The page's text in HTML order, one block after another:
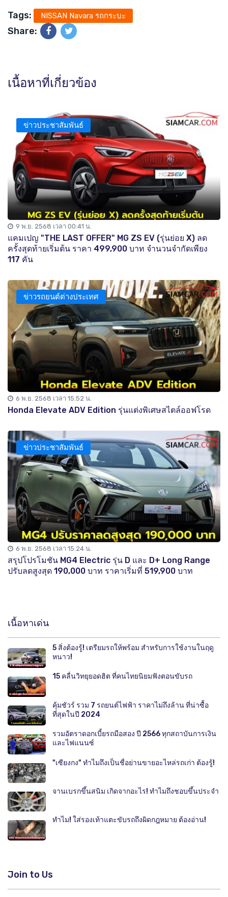
Tags: NISSAN Navara รถกระบะ
Share:
เนื้อหาที่เกี่ยวข้อง
ข่าวประชาสัมพันธ์
9 พ.ย. 2568 เวลา 00:41 น.
แคมเปญ "THE LAST OFFER" MG ZS EV (รุ่นย่อย X) ลด
ครั้งสุดท้ายเริ่มต้น ราคา 499,900 บาท จำนวนจำกัดเพียง
117 คัน
ข่าวรถยนต์ต่างประเทศ
6 พ.ย. 2568 เวลา 15:52 น.
Honda Elevate ADV Edition รุ่นแต่งพิเศษสไตล์ออฟโรด
ข่าวประชาสัมพันธ์
6 พ.ย. 2568 เวลา 15:24 น.
สรุปโปรโมชัน MG4 Electric รุ่น D และ D+ Long Range
ปรับลดสูงสุด 190,000 บาท ราคาเริ่มที่ 519,900 บาท
เนื้อหาเด่น
5 สิ่งต้องรู้! เตรียมรถให้พร้อม สำหรับการใช้งานในฤดู
หนาว!
15 คลื่นวิทยุยอดฮิต ที่คนไทยนิยมฟังตอนขับรถ
คุ้มชัวร์ รวม 7 รถยนต์ไฟฟ้า ราคาไม่ถึงล้าน ที่น่าซื้อ
ที่สุดในปี 2024
รวมอัตราดอกเบี้ยรถมือสอง ปี 2566 ทุกสถาบันการเงิน
และไฟแนนซ์
"เซียงกง" ทำไมถึงเป็นชื่อย่านขายอะไหล่รถเก่า ต้องรู้!
จานเบรกขึ้นสนิม เกิดจากอะไร! ทำไมถึงชอบขึ้นประจำ
ทำไม! ใส่รองเท้าแตะขับรถถึงผิดกฎหมาย ต้องอ่าน!
Join to Us